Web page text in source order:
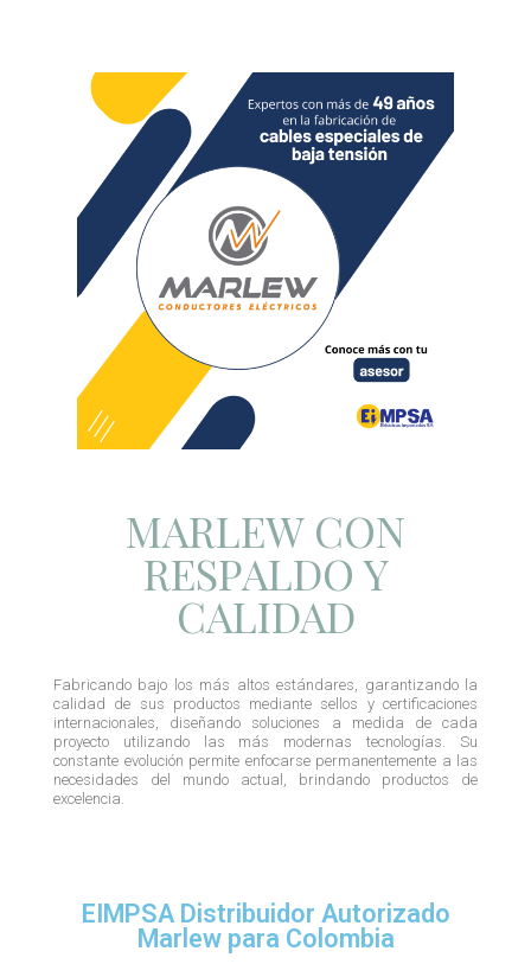
MARLEW CON
RESPALDO Y
CALIDAD
Fabricando bajo los más altos estándares, garantizando la
calidad de sus productos mediante sellos y certificaciones
internacionales, diseñando soluciones a medida de cada
proyecto utilizando las más modernas tecnologías. Su
constante evolución permite enfocarse permanentemente a las
necesidades del mundo actual, brindando productos de
excelencia.
EIMPSA Distribuidor Autorizado
Marlew para Colombia